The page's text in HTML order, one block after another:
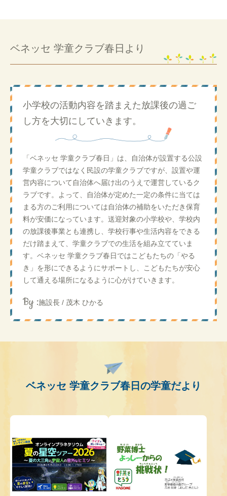
ベネッセ 学童クラブ春日より
小学校の活動内容を踏まえた放課後の過ご
し方を大切にしていきます。
「ベネッセ 学童クラブ春日」は、自治体が設置する公設
学童クラブではなく民設の学童クラブですが、設置や運
営内容について自治体へ届け出のうえで運営しているク
ラブです。よって、自治体が定めた一定の条件に当ては
まる方のご利用については自治体の補助をいただき保育
料が安価になっています。送迎対象の小学校や、学校内
の放課後事業とも連携し、学校行事や生活内容をできる
だけ踏まえて、学童クラブでの生活を組み立てていま
す。ベネッセ 学童クラブ春日ではこどもたちの「やる
き」を形にできるようにサポートし、こどもたちが安心
して通える場所になるように心がけていきます。
By :施設長 / 茂木 ひかる
ベネッセ 学童クラブ春日の学童だより